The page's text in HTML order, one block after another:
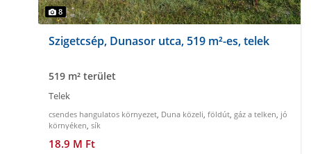
8
Szigetcsép, Dunasor utca, 519 m²-es, telek
519 m² terület
Telek
csendes hangulatos környezet, Duna közeli, földút, gáz a telken, jó
környéken, sík
18.9 M Ft